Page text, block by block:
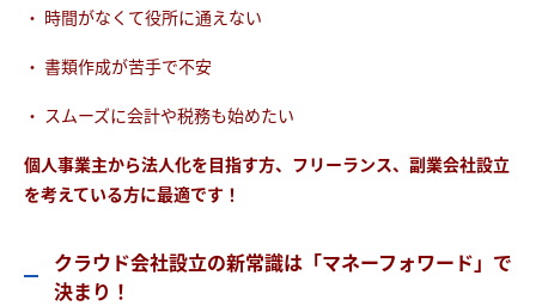
・ 時間がなくて役所に通えない
・ 書類作成が苦手で不安
・ スムーズに会計や税務も始めたい
個人事業主から法人化を目指す方、フリーランス、副業会社設立
を考えている方に最適です！
クラウド会社設立の新常識は「マネーフォワード」で
決まり！